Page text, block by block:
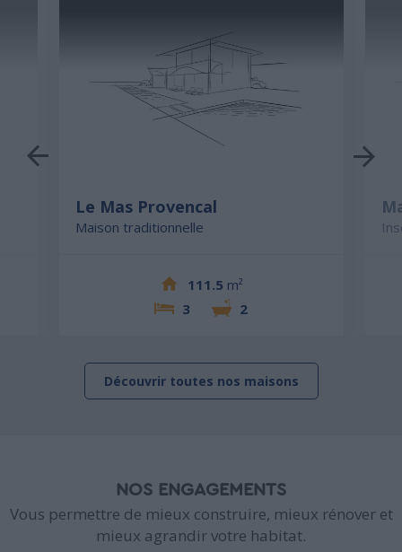
Le Mas Provencal
Maison traditionnelle
111.5 m²
3
2
Découvrir toutes nos maisons
NOS ENGAGEMENTS
Vous permettre de mieux construire, mieux rénover et
mieux agrandir votre habitat.